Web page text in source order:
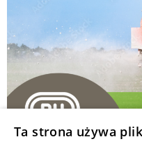
Ta strona używa